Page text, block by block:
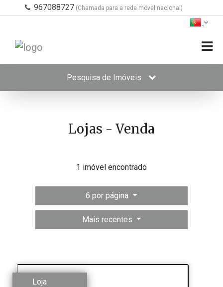
967088727 (Chamada para a rede móvel nacional)
Pesquisa de Imóveis
Lojas - Venda
1 imóvel encontrado
6 por página
Mais recentes
Loja